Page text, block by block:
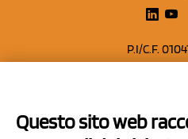
P.I/C.F.
Capitale sociale
Questo sito web